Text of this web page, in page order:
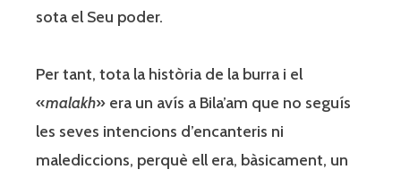
sota el Seu poder.
Per tant, tota la història de la burra i el
«malakh» era un avís a Bila’am que no seguís
les seves intencions d’encanteris ni
malediccions, perquè ell era, bàsicament, un